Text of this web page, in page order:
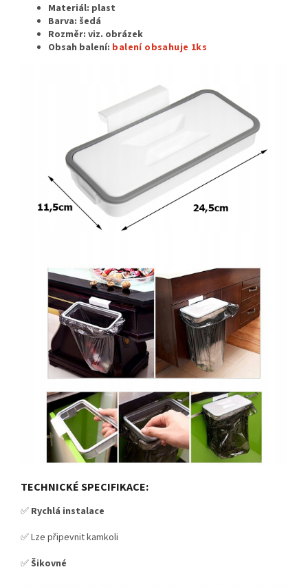
Materiál: plast
Barva: šedá
Rozměr: viz. obrázek
Obsah balení: balení obsahuje 1ks
TECHNICKÉ SPECIFIKACE:
✅ Rychlá instalace
✅ Lze připevnit kamkoli
✅Šikovné